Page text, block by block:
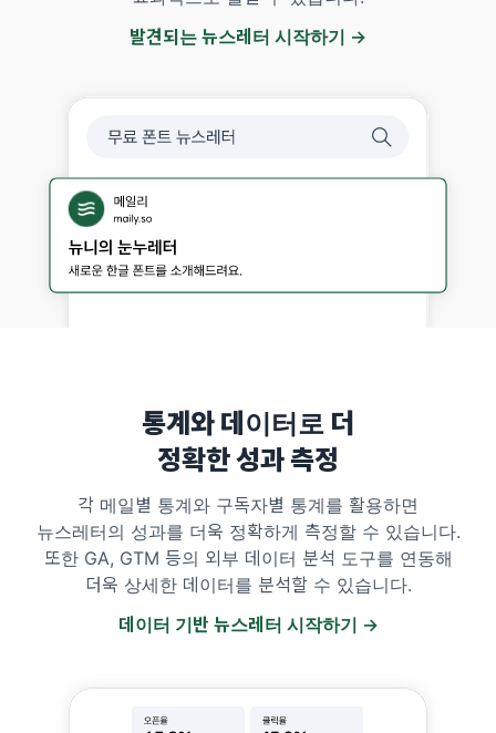
발견되는 뉴스레터 시작하기 →
통계와 데이터로 더
정확한 성과 측정
각 메일별 통계와 구독자별 통계를 활용하면
뉴스레터의 성과를 더욱 정확하게 측정할 수 있습니다.
또한 GA, GTM 등의 외부 데이터 분석 도구를 연동해
더욱 상세한 데이터를 분석할 수 있습니다.
데이터 기반 뉴스레터 시작하기 →